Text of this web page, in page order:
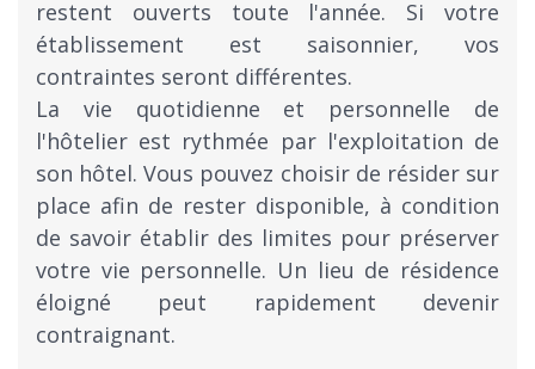
restent ouverts toute l'année. Si votre
établissement est saisonnier, vos
contraintes seront différentes.
La vie quotidienne et personnelle de
l'hôtelier est rythmée par l'exploitation de
son hôtel. Vous pouvez choisir de résider sur
place afin de rester disponible, à condition
de savoir établir des limites pour préserver
votre vie personnelle. Un lieu de résidence
éloigné peut rapidement devenir
contraignant.